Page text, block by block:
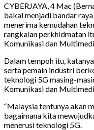
CYBERJAYA, 4 Mac
bakal menjadi bandar
menerima kemudahan
rangkaian perkhidmatan
Komunikasi dan
Dalam tempoh itu,
serta pemain industri
teknologi 5G masing-
Komunikasi dan
“Malaysia tentunya akan
bagaimana kita
menerusi teknologi 5G.